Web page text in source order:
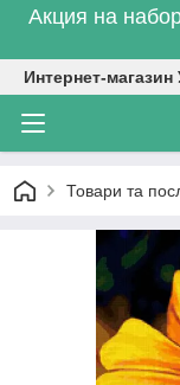
Акция на
Интернет-магазин
Товари та